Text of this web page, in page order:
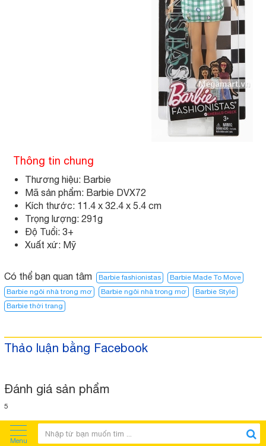
Thông tin chung
Thương hiệu: Barbie
Mã sản phẩm: Barbie DVX72
Kích thước: 11.4 x 32.4 x 5.4 cm
Trọng lượng: 291g
Độ Tuổi: 3+
Xuất xứ: Mỹ
Có thể bạn quan tâm Barbie fashionistas
Barbie Made To Move
Barbie ngôi nhà trong mơ
Barbie ngôi nhà trong mơ​
Barbie Style
Barbie thời trang
Thảo luận bằng Facebook
Đánh giá sản phẩm
5
Menu